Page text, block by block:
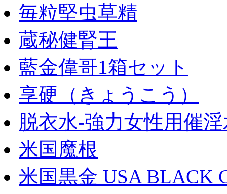
毎粒堅虫草精
蔵秘健腎王
藍金偉哥1箱セット
享硬（きょうこう）
脱衣水-強力女性用催
米国魔根
米国黒金 USA BLACK